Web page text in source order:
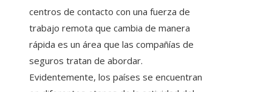
centros de contacto con una fuerza de
trabajo remota que cambia de manera
rápida es un área que las compañías de
seguros tratan de abordar.
Evidentemente, los países se encuentran